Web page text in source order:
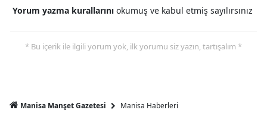
Yorum yazma kurallarını okumuş ve kabul etmiş sayılırsınız
* Bu içerik ile ilgili yorum yok, ilk yorumu siz yazın, tartışalım *
Manisa Manşet Gazetesi Manisa Haberleri